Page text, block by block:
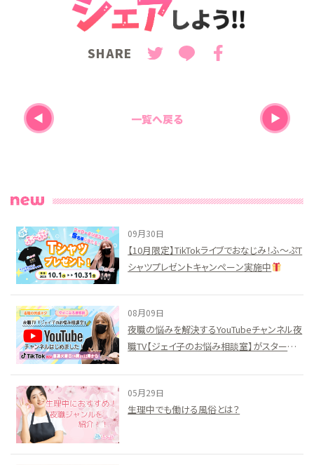
SHARE
一覧へ戻る
09月30日
【10月限定】TikTokライブでおなじみ！ふ〜ぷT
シャツプレゼントキャンペーン実施中
08月09日
夜職の悩みを解決するYouTubeチャンネル夜
職TV【ジェイ子のお悩み相談室】がスタート！
05月29日
生理中でも働ける風俗とは？